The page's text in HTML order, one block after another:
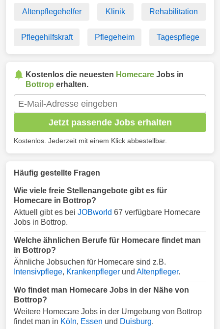
Altenpflegehelfer Klinik Rehabilitation
Pflegehilfskraft Pflegeheim Tagespflege
Kostenlos die neuesten Homecare Jobs in
Bottrop erhalten.
Jetzt passende Jobs erhalten
Kostenlos. Jederzeit mit einem Klick abbestellbar.
Häufig gestellte Fragen
Wie viele freie Stellenangebote gibt es für
Homecare in Bottrop?
Aktuell gibt es bei JOBworld 67 verfügbare Homecare
Jobs in Bottrop.
Welche ähnlichen Berufe für Homecare findet man
in Bottrop?
Ähnliche Jobsuchen für Homecare sind z.B.
Intensivpflege, Krankenpfleger und Altenpfleger.
Wo findet man Homecare Jobs in der Nähe von
Bottrop?
Weitere Homecare Jobs in der Umgebung von Bottrop
findet man in Köln, Essen und Duisburg.